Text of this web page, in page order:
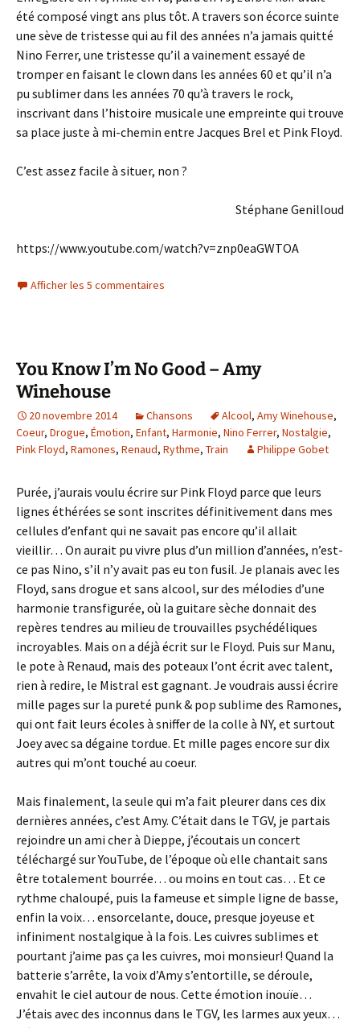
été composé vingt ans plus tôt. A travers son écorce suinte
une sève de tristesse qui au fil des années n’a jamais quitté
Nino Ferrer, une tristesse qu’il a vainement essayé de
tromper en faisant le clown dans les années 60 et qu’il n’a
pu sublimer dans les années 70 qu’à travers le rock,
inscrivant dans l’histoire musicale une empreinte qui trouve
sa place juste à mi-chemin entre Jacques Brel et Pink Floyd.
C’est assez facile à situer, non ?
Stéphane Genilloud
https://www.youtube.com/watch?v=znp0eaGWTOA
Afficher les 5 commentaires
You Know I’m No Good – Amy
Winehouse
20 novembre 2014 Chansons Alcool, Amy Winehouse,
Coeur, Drogue, Émotion, Enfant, Harmonie, Nino Ferrer, Nostalgie,
Pink Floyd, Ramones, Renaud, Rythme, Train Philippe Gobet
Purée, j’aurais voulu écrire sur Pink Floyd parce que leurs
lignes éthérées se sont inscrites définitivement dans mes
cellules d’enfant qui ne savait pas encore qu’il allait
vieillir… On aurait pu vivre plus d’un million d’années, n’est-
ce pas Nino, s’il n’y avait pas eu ton fusil. Je planais avec les
Floyd, sans drogue et sans alcool, sur des mélodies d’une
harmonie transfigurée, où la guitare sèche donnait des
repères tendres au milieu de trouvailles psychédéliques
incroyables. Mais on a déjà écrit sur le Floyd. Puis sur Manu,
le pote à Renaud, mais des poteaux l’ont écrit avec talent,
rien à redire, le Mistral est gagnant. Je voudrais aussi écrire
mille pages sur la pureté punk & pop sublime des Ramones,
qui ont fait leurs écoles à sniffer de la colle à NY, et surtout
Joey avec sa dégaine tordue. Et mille pages encore sur dix
autres qui m’ont touché au coeur.
Mais finalement, la seule qui m’a fait pleurer dans ces dix
dernières années, c’est Amy. C’était dans le TGV, je partais
rejoindre un ami cher à Dieppe, j’écoutais un concert
téléchargé sur YouTube, de l’époque où elle chantait sans
être totalement bourrée… ou moins en tout cas… Et ce
rythme chaloupé, puis la fameuse et simple ligne de basse,
enfin la voix… ensorcelante, douce, presque joyeuse et
infiniment nostalgique à la fois. Les cuivres sublimes et
pourtant j’aime pas ça les cuivres, moi monsieur! Quand la
batterie s’arrête, la voix d’Amy s’entortille, se déroule,
envahit le ciel autour de nous. Cette émotion inouïe…
J’étais avec des inconnus dans le TGV, les larmes aux yeux…